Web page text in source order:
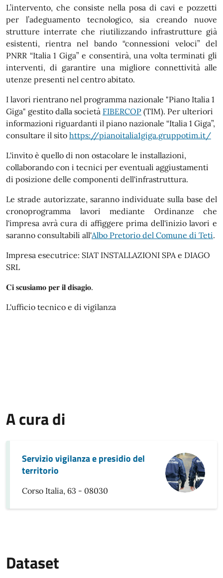
L’intervento, che consiste nella posa di cavi e pozzetti
per l’adeguamento tecnologico, sia creando nuove
strutture interrate che riutilizzando infrastrutture già
esistenti, rientra nel bando “connessioni veloci” del
PNRR “Italia 1 Giga” e consentirà, una volta terminati gli
interventi, di garantire una migliore connettività alle
utenze presenti nel centro abitato.
I lavori rientrano nel programma nazionale "Piano Italia 1
Giga" gestito dalla società FIBERCOP (TIM). Per ulteriori
informazioni riguardanti il piano nazionale “Italia 1 Giga”,
consultare il sito https://pianoitalia1giga.gruppotim.it/
L'invito è quello di non ostacolare le installazioni,
collaborando con i tecnici per eventuali aggiustamenti
di posizione delle componenti dell'infrastruttura.
Le strade autorizzate, saranno individuate sulla base del
cronoprogramma lavori mediante Ordinanze che
l'impresa avrà cura di affiggere prima dell'inizio lavori e
saranno consultabili all'Albo Pretorio del Comune di Teti.
Impresa esecutrice: SIAT INSTALLAZIONI SPA e DIAGO
SRL
𝐂𝐢 𝐬𝐜𝐮𝐬𝐢𝐚𝐦𝐨 𝐩𝐞𝐫 𝐢𝐥 𝐝𝐢𝐬𝐚𝐠𝐢𝐨.
L'ufficio tecnico e di vigilanza
A cura di
Servizio vigilanza e presidio del
territorio
Corso Italia, 63 - 08030
Dataset